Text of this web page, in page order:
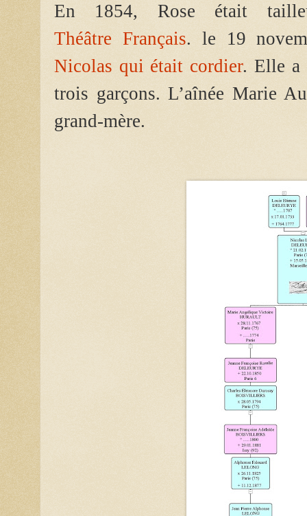
En 1854, Rose était
Théâtre Français. le 19
Nicolas qui était cordier. Elle a
trois garçons. L’aînée Marie
grand-mère.